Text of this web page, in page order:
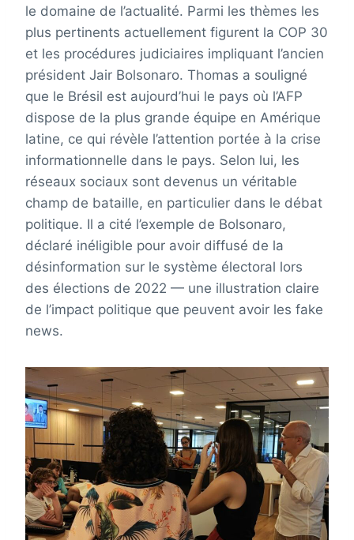
le domaine de l’actualité. Parmi les thèmes les
plus pertinents actuellement figurent la COP 30
et les procédures judiciaires impliquant l’ancien
président Jair Bolsonaro. Thomas a souligné
que le Brésil est aujourd’hui le pays où l’AFP
dispose de la plus grande équipe en Amérique
latine, ce qui révèle l’attention portée à la crise
informationnelle dans le pays. Selon lui, les
réseaux sociaux sont devenus un véritable
champ de bataille, en particulier dans le débat
politique. Il a cité l’exemple de Bolsonaro,
déclaré inéligible pour avoir diffusé de la
désinformation sur le système électoral lors
des élections de 2022 — une illustration claire
de l’impact politique que peuvent avoir les fake
news.